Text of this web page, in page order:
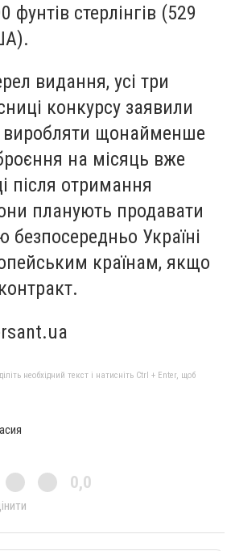
фунтів стерлінгів (529
видання, усі три
конкурсу заявили
виробляти щонайменше
на місяць вже
після отримання
планують продавати
безпосередньо Україні
країнам, якщо
необхідний текст і натисніть Ctrl + Enter, щоб
0,0